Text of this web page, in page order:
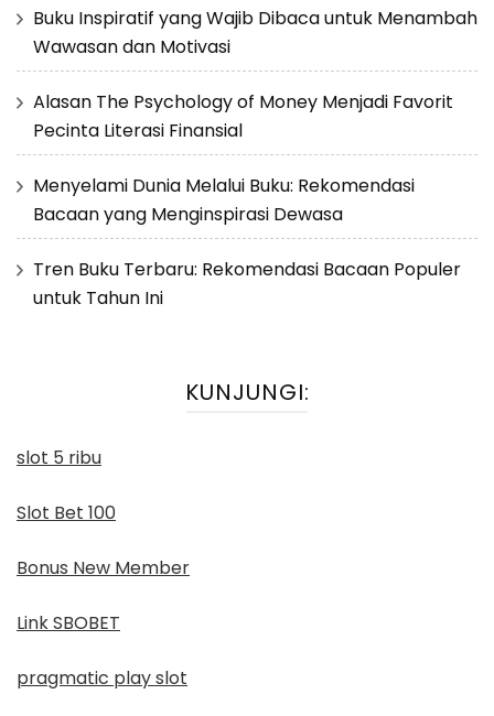
Buku Inspiratif yang Wajib Dibaca untuk Menambah
Wawasan dan Motivasi
Alasan The Psychology of Money Menjadi Favorit
Pecinta Literasi Finansial
Menyelami Dunia Melalui Buku: Rekomendasi
Bacaan yang Menginspirasi Dewasa
Tren Buku Terbaru: Rekomendasi Bacaan Populer
untuk Tahun Ini
KUNJUNGI:
slot 5 ribu
Slot Bet 100
Bonus New Member
Link SBOBET
pragmatic play slot